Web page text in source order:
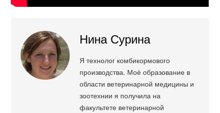
Нина Сурина
Я технолог комбикормового
производства. Моё образование в
области ветеринарной медицины и
зоотехнии я получила на
факультете ветеринарной